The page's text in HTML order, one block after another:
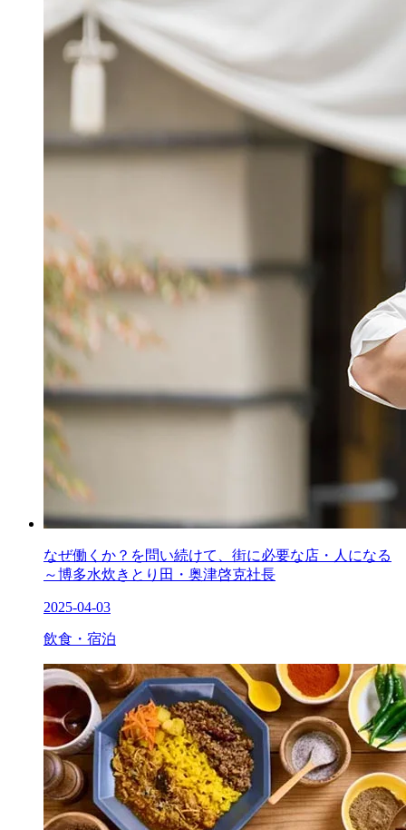
なぜ働くか？を問い続けて、街に必要な店・人になる
～博多水炊きとり田・奥津啓克社長
2025-04-03
飲食・宿泊